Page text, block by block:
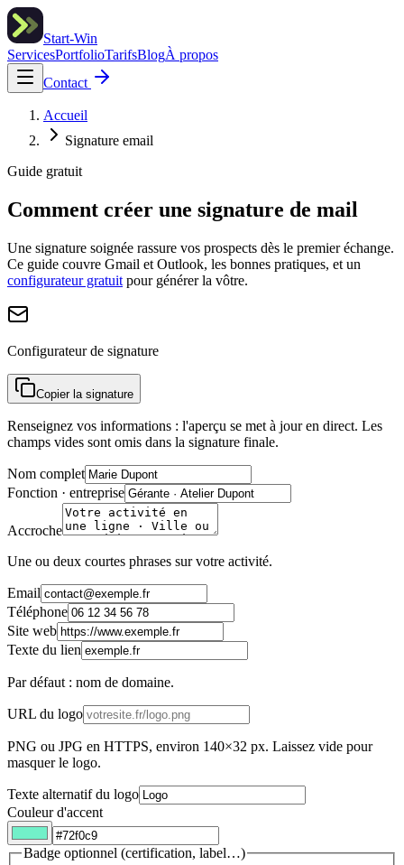
Start-Win
ServicesPortfolioTarifsBlogÀ propos
Contact
Accueil
Signature email
Guide gratuit
Comment créer une signature de mail
Une signature soignée rassure vos prospects dès le premier échange.
Ce guide couvre Gmail et Outlook, les bonnes pratiques, et un
configurateur gratuit pour générer la vôtre.
Configurateur de signature
Copier la signature
Renseignez vos informations : l'aperçu se met à jour en direct. Les
champs vides sont omis dans la signature finale.
Nom complet
Fonction · entreprise
Accroche
Une ou deux courtes phrases sur votre activité.
Email
Téléphone
Site web
Texte du lien
Par défaut : nom de domaine.
URL du logo
PNG ou JPG en HTTPS, environ 140×32 px. Laissez vide pour
masquer le logo.
Texte alternatif du logo
Couleur d'accent
Badge optionnel (certification, label…)